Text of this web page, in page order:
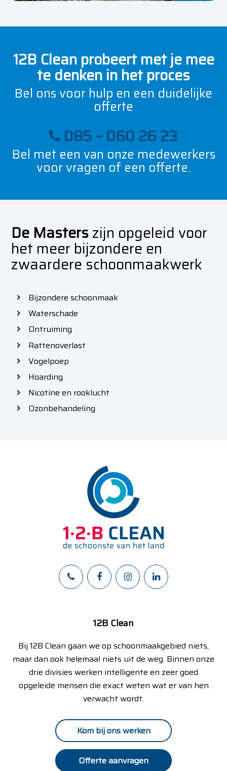
12B Clean probeert met je mee
te denken in het proces
Bel ons voor hulp en een duidelijke
offerte
085 – 060 26 23
Bel met een van onze medewerkers
voor vragen of een offerte.
De Masterszijn opgeleid voor
het meer bijzondere en
zwaardere schoonmaakwerk
Bijzondere schoonmaak
Waterschade
Ontruiming
Rattenoverlast
Vogelpoep
Hoarding
Nicotine en rooklucht
Ozonbehandeling
12B Clean
Bij 12B Clean gaan we op schoonmaakgebied niets,
maar dan ook helemaal niets uit de weg. Binnen onze
drie divisies werken intelligente en zeer goed
opgeleide mensen die exact weten wat er van hen
verwacht wordt.
Kom bij ons werken
Offerte aanvragen